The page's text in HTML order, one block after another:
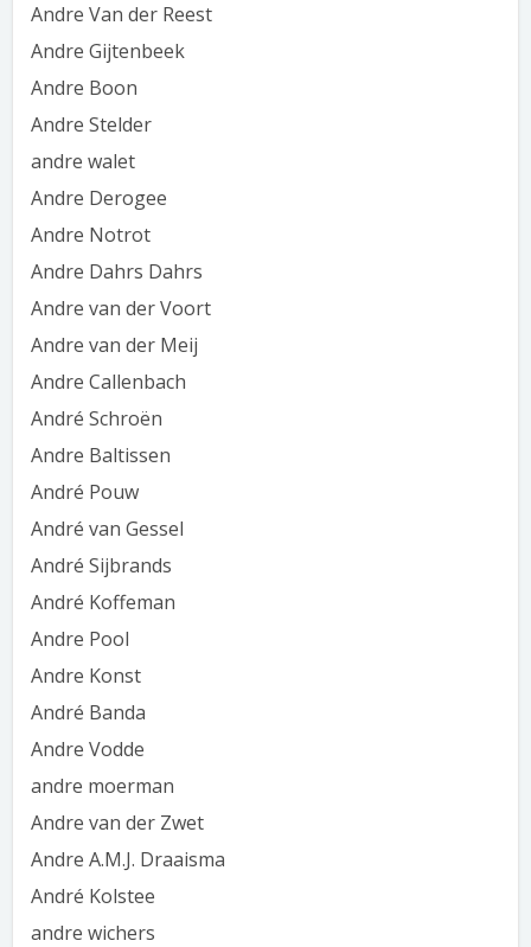
Andre Van der Reest
Andre Gijtenbeek
Andre Boon
Andre Stelder
andre walet
Andre Derogee
Andre Notrot
Andre Dahrs Dahrs
Andre van der Voort
Andre van der Meij
Andre Callenbach
André Schroën
Andre Baltissen
André Pouw
André van Gessel
André Sijbrands
André Koffeman
Andre Pool
Andre Konst
André Banda
Andre Vodde
andre moerman
Andre van der Zwet
Andre A.M.J. Draaisma
André Kolstee
andre wichers